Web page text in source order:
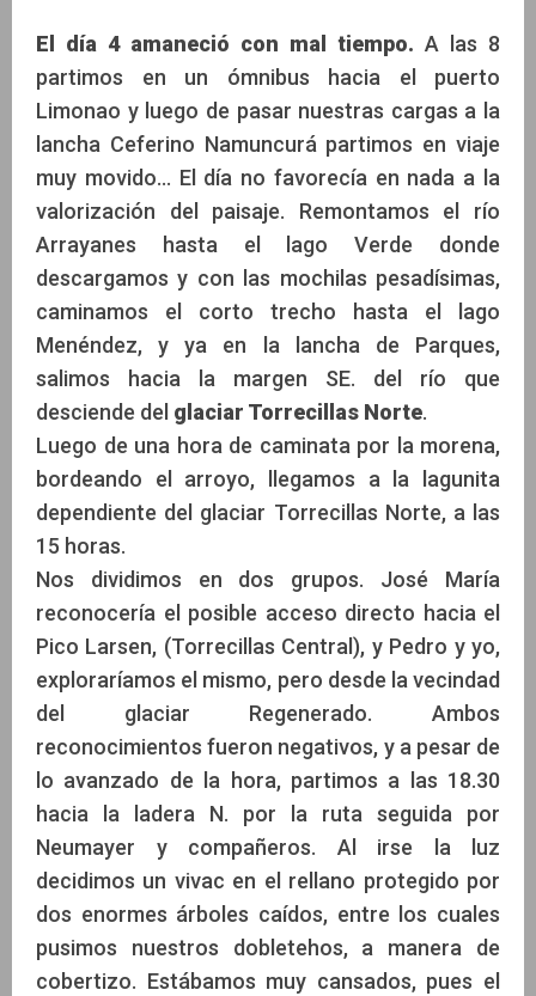
El día 4 amaneció con mal tiempo. A las 8
partimos en un ómnibus hacia el puerto
Limonao y luego de pasar nuestras cargas a la
lancha Ceferino Namuncurá partimos en viaje
muy movido... El día no favorecía en nada a la
valorización del paisaje. Remontamos el río
Arrayanes hasta el lago Verde donde
descargamos y con las mochilas pesadísimas,
caminamos el corto trecho hasta el lago
Menéndez, y ya en la lancha de Parques,
salimos hacia la margen SE. del río que
desciende del glaciar Torrecillas Norte.
Luego de una hora de caminata por la morena,
bordeando el arroyo, llegamos a la lagunita
dependiente del glaciar Torrecillas Norte, a las
15 horas.
Nos dividimos en dos grupos. José María
reconocería el posible acceso directo hacia el
Pico Larsen, (Torrecillas Central), y Pedro y yo,
exploraríamos el mismo, pero desde la vecindad
del glaciar Regenerado. Ambos
reconocimientos fueron negativos, y a pesar de
lo avanzado de la hora, partimos a las 18.30
hacia la ladera N. por la ruta seguida por
Neumayer y compañeros. Al irse la luz
decidimos un vivac en el rellano protegido por
dos enormes árboles caídos, entre los cuales
pusimos nuestros dobletehos, a manera de
cobertizo. Estábamos muy cansados, pues el